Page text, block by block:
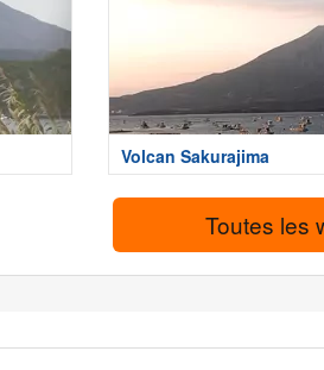
Volcan Sakurajima
Toutes les